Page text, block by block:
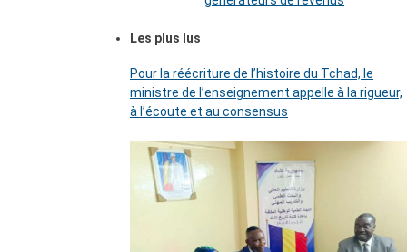
Les plus lus
Pour la réécriture de l’histoire du Tchad, le
ministre de l’enseignement appelle à la rigueur,
à l’écoute et au consensus